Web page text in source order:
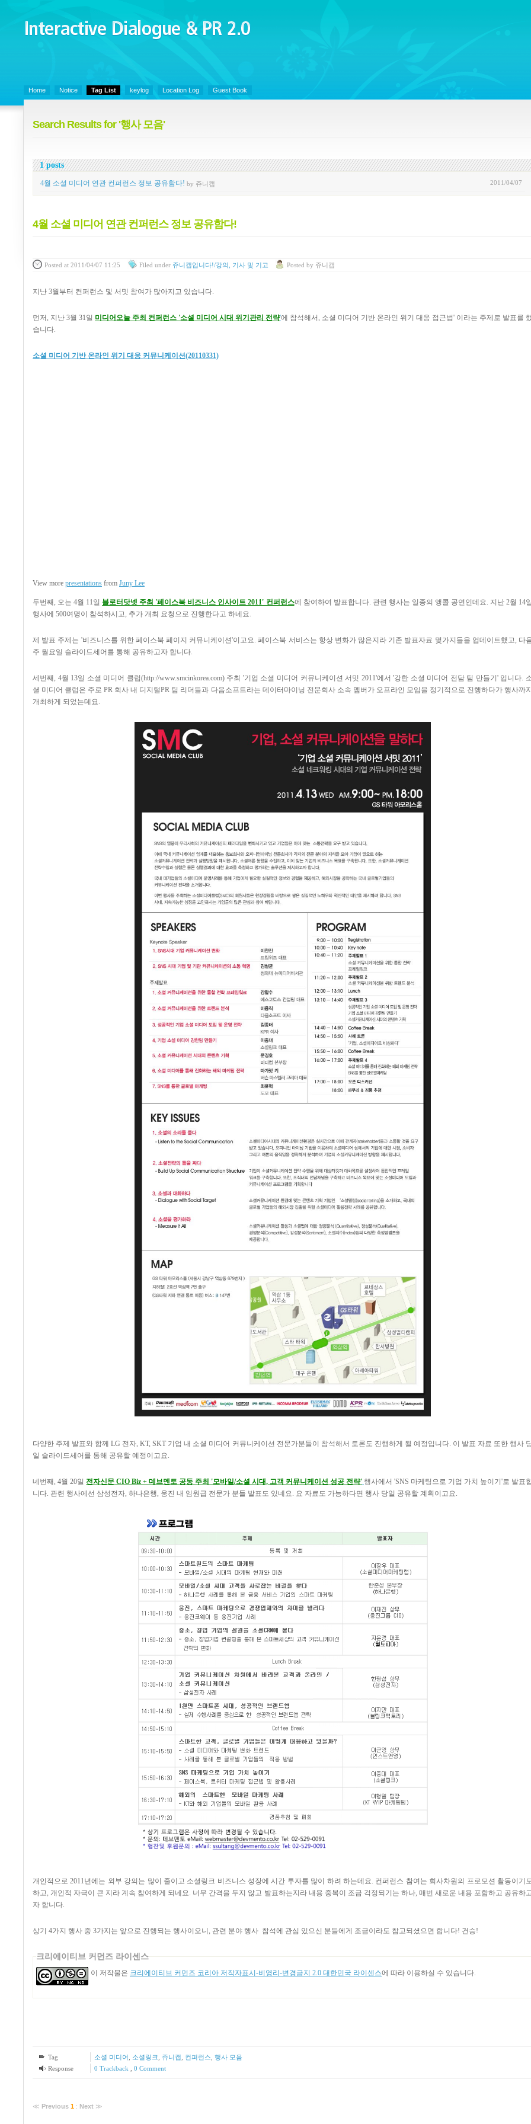
Interactive Dialogue &
PR 2.0
Home Notice Tag List keylog Location Log Guest Book
Search Results for '행사 모음'
1 posts
2011/04/07
4월 소셜 미디어 연관 컨퍼런스 정보 공유함다! by 쥬니캡
4월 소셜 미디어 연관 컨퍼런스 정보 공유함다!
Posted at 2011/04/07 11:25 Filed under 쥬니캡입니다!/강의, 기사 및 기고 Posted by 쥬니캡
지난 3월부터 컨퍼런스 및 서밋 참여가 많아지고 있습니다.
먼저, 지난 3월 31일 미디어오늘 주최 컨퍼런스 '소셜 미디어 시대 위기관리 전략'에 참석해서, 소셜 미디어 기반 온라인 위기 대응 접근법' 이라는 주제로 발표를
습니다.
소셜 미디어 기반 온라인 위기 대응 커뮤니케이션(20110331)
View more presentations from Juny Lee
두번째, 오는 4월 11일 블로터닷넷 주최 '페이스북 비즈니스 인사이트 2011' 컨퍼런스에 참여하여 발표합니다. 관련 행사는 일종의 앵콜 공연인데요. 지난 2월 14
행사에 500여명이 참석하시고, 추가 개최 요청으로 진행한다고 하네요.
제 발표 주제는 '비즈니스를 위한 페이스북 페이지 커뮤니케이션'이고요. 페이스북 서비스는 항상 변화가 많은지라 기존 발표자료 몇가지들을 업데이트했고, 다
주 월요일 슬라이드세어를 통해 공유하고자 합니다.
세번째, 4월 13일 소셜 미디어 클럽(http://www.smcinkorea.com)주최 '기업 소셜 미디어 커뮤니케이션 서밋 2011'에서 '강한 소셜 미디어 전담 팀 만들기' 입니다.
셜 미디어 클럽은 주로 PR 회사 내 디지털PR 팀 리더들과 다음소프트라는 데이터마이닝 전문회사 소속 멤버가 오프라인 모임을 정기적으로 진행하다가 행사까
개최하게 되었는데요.
다양한 주제 발표와 함께 LG 전자, KT, SKT 기업 내 소셜 미디어 커뮤니케이션 전문가분들이 참석해서 토론도 진행하게 될 예정입니다. 이 발표 자료 또한 행사
일 슬라이드세어를 통해 공유할 예정이고요.
네번째, 4월 20일 전자신문 CIO Biz + 데브멘토 공동 주최 '모바일/소셜 시대, 고객 커뮤니케이션 성공 전략' 행사에서 'SNS 마케팅으로 기업 가치 높이기'로 발표
니다. 관련 행사에선 삼성전자, 하나은행, 웅진 내 임원급 전문가 분들 발표도 있네요. 요 자료도 가능하다면 행사 당일 공유할 계획이고요.
개인적으로 2011년에는 외부 강의는 많이 줄이고 소셜링크 비즈니스 성장에 시간 투자를 많이 하려 하는데요. 컨퍼런스 참여는 회사차원의 프로모션 활동이기
하고, 개인적 자극이 큰 지라 계속 참여하게 되네요. 너무 간격을 두지 않고 발표하는지라 내용 중복이 조금 걱정되기는 하나, 매번 새로운 내용 포함하고 공유하
자 합니다.
상기 4가지 행사 중 3가지는 앞으로 진행되는 행사이오니, 관련 분야 행사 참석에 관심 있으신 분들에게 조금이라도 참고되셨으면 합니다! 건승!
크리에이티브 커먼즈 라이센스
이 저작물은 크리에이티브 커먼즈 코리아 저작자표시-비영리-변경금지 2.0 대한민국 라이센스에 따라 이용하실 수 있습니다.
Tag 소셜 미디어 소셜링크 쥬니캡 컨퍼런스 행사 모음
Response
0 Trackback 0 Comment
≪ Previous 1 : Next ≫